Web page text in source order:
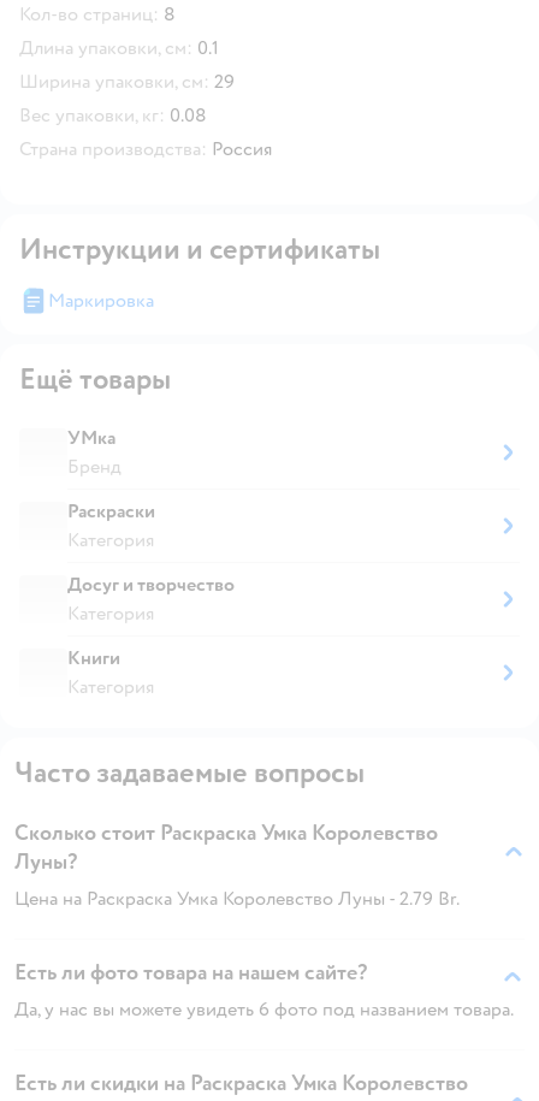
Кол-во страниц: 8
Длина упаковки, см: 0.1
Ширина упаковки, см: 29
Вес упаковки, кг: 0.08
Страна производства: Россия
Инструкции и сертификаты
Маркировка
Ещё товары
УМка
Бренд
Раскраски
Категория
Досуг и творчество
Категория
Книги
Категория
Часто задаваемые вопросы
Сколько стоит Раскраска Умка Королевство
Луны?
Цена на Раскраска Умка Королевство Луны - 2.79 Br.
Есть ли фото товара на нашем сайте?
Да, у нас вы можете увидеть 6 фото под названием товара.
Есть ли скидки на Раскраска Умка Королевство